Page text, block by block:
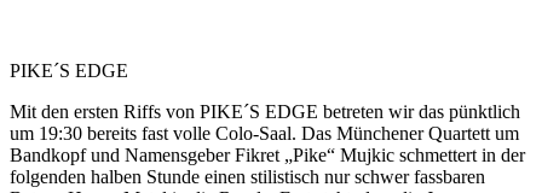
PIKE´S EDGE
Mit den ersten Riffs von PIKE´S EDGE betreten wir das pünktlich
um 19:30 bereits fast volle Colo-Saal. Das Münchener Quartett um
Bandkopf und Namensgeber Fikret „Pike“ Mujkic schmettert in der
folgenden halben Stunde einen stilistisch nur schwer fassbaren